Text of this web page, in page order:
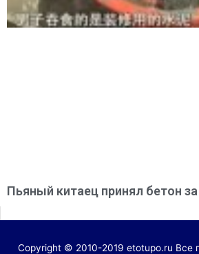
Пьяный китаец принял бетон
Copyright © 2010-2019 etotupo.ru Все